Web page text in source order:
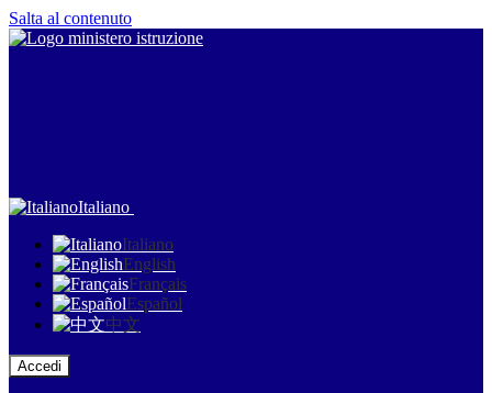
Salta al contenuto
Italiano
Italiano
English
Français
Español
中文
Accedi